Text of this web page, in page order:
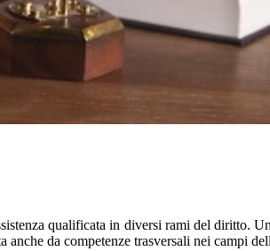
qualificata in diversi rami del diritto.
anche da competenze trasversali nei campi